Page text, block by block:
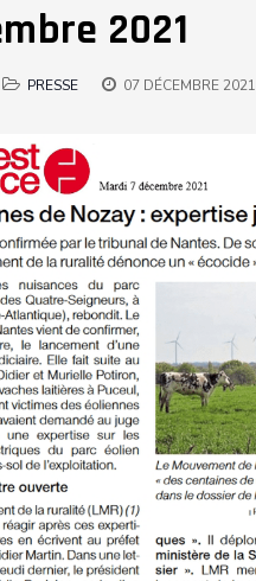
2021
PRESSE 07 DÉCEMBRE 2021